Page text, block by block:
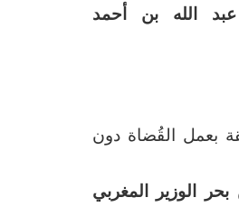
الله بن أحمد
بعمل القُضاة دون
الوزير المغربي